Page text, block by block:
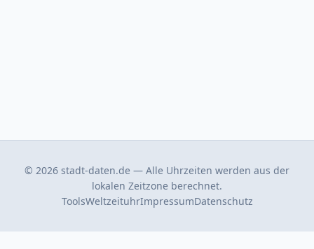
© 2026 stadt-daten.de — Alle Uhrzeiten werden aus der
lokalen Zeitzone berechnet.
ToolsWeltzeituhrImpressumDatenschutz